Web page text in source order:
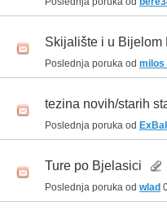
Skijalište i u Bijelom
Poslednja poruka od
tezina novih/starih
Poslednja poruka od
Ture po Bjelasici
Poslednja poruka od wlad